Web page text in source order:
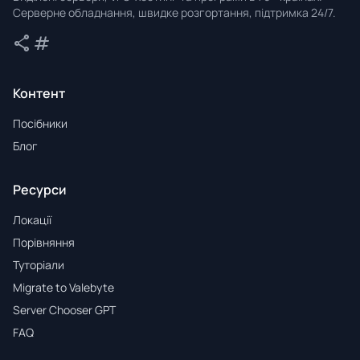
Серверне обладнання, швидке розгортання, підтримка 24/7.
share Поділитися
tag
Контент
Посібники
Блог
Ресурси
Локації
Порівняння
Туторіали
Migrate to Valebyte
Server Chooser GPT
FAQ